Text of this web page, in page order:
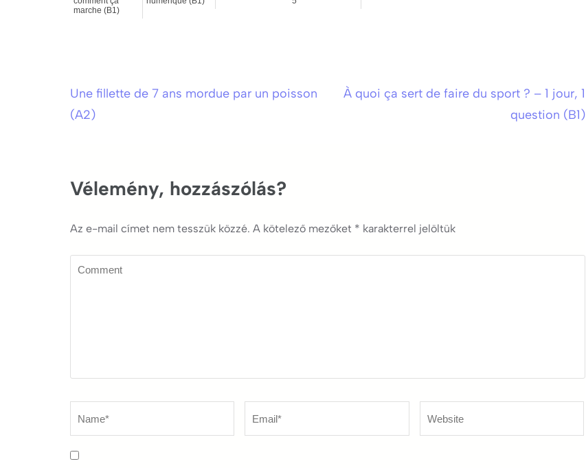
marche (B1)
Bejegyzés
Une fillette de 7 ans mordue par un poisson
(A2)
À quoi ça sert de faire du sport ? – 1 jour, 1
question (B1)
Vélemény, hozzászólás?
Az e-mail címet nem tesszük közzé. A kötelező mezőket * karakterrel jelöltük
Comment